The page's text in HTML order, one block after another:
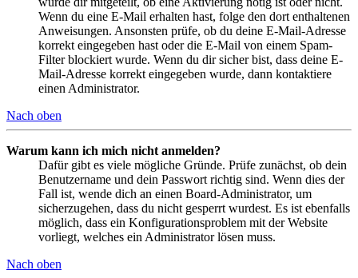
Wenn du eine E-Mail erhalten hast, folge den dort enthaltenen
Anweisungen. Ansonsten prüfe, ob du deine E-Mail-Adresse
korrekt eingegeben hast oder die E-Mail von einem Spam-
Filter blockiert wurde. Wenn du dir sicher bist, dass deine E-
Mail-Adresse korrekt eingegeben wurde, dann kontaktiere
einen Administrator.
Nach oben
Warum kann ich mich nicht anmelden?
Dafür gibt es viele mögliche Gründe. Prüfe zunächst, ob dein
Benutzername und dein Passwort richtig sind. Wenn dies der
Fall ist, wende dich an einen Board-Administrator, um
sicherzugehen, dass du nicht gesperrt wurdest. Es ist ebenfalls
möglich, dass ein Konfigurationsproblem mit der Website
vorliegt, welches ein Administrator lösen muss.
Nach oben